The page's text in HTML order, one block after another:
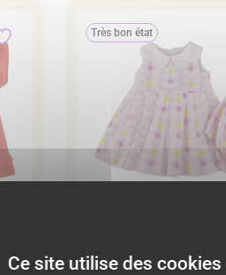
Très bon état
18.00€
Ce site utilise des